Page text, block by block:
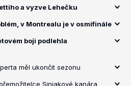
a vyzve Lehečku
v Montrealu je v osmifinále
boji podlehla
měl ukončit sezonu
Siniakové kanára